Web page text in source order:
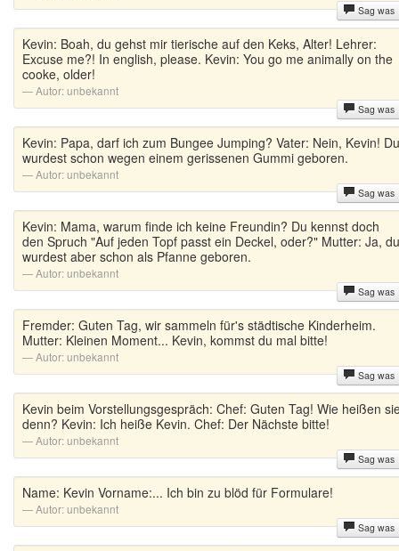
Sag was
Kevin: Boah, du gehst mir tierische auf den Keks, Alter! Lehrer:
Excuse me?! In english, please. Kevin: You go me animally on the
cooke, older!
Autor:unbekannt
Sag was
Kevin: Papa, darf ich zum Bungee Jumping? Vater: Nein, Kevin! Du
wurdest schon wegen einem gerissenen Gummi geboren.
Autor:unbekannt
Sag was
Kevin: Mama, warum finde ich keine Freundin? Du kennst doch
den Spruch "Auf jeden Topf passt ein Deckel, oder?" Mutter: Ja, du
wurdest aber schon als Pfanne geboren.
Autor:unbekannt
Sag was
Fremder: Guten Tag, wir sammeln für's städtische Kinderheim.
Mutter: Kleinen Moment... Kevin, kommst du mal bitte!
Autor:unbekannt
Sag was
Kevin beim Vorstellungsgespräch: Chef: Guten Tag! Wie heißen
denn? Kevin: Ich heiße Kevin. Chef: Der Nächste bitte!
Autor:unbekannt
Sag was
Name: Kevin Vorname:... Ich bin zu blöd für Formulare!
Autor:unbekannt
Sag was